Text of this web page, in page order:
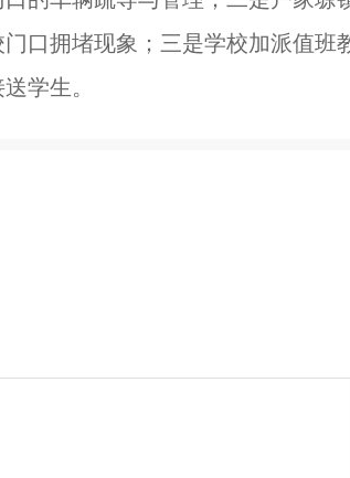
口拥堵现象；三是学校加派值班
学生。